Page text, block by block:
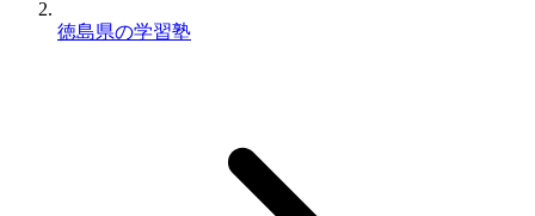
徳島県の学習塾